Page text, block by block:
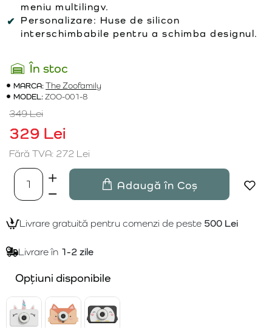
meniu multilingv.
Personalizare: Huse de silicon
interschimbabile pentru a schimba designul.
În stoc
MARCA:The Zoofamily
MODEL:ZOO-001-8
329 Lei
349 Lei
Fără TVA: 272 Lei
Adaugă în Coș
Livrare gratuită pentru comenzi de peste 500 Lei
Livrare în 1-2 zile
Opțiuni disponibile